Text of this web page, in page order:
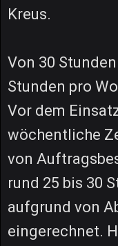
Kreus.
Von 30
Stunden pro
Vor dem
wöchentliche
von
rund 25 bis 30
aufgrund von
eingerechnet.